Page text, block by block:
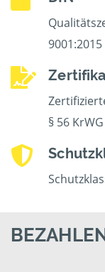
9001:2015
§ 56 KrWG